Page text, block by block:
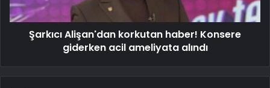
Şarkıcı Alişan'dan korkutan haber! Konsere
giderken acil ameliyata alındı